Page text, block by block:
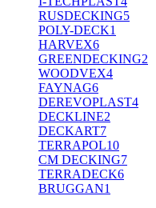
RUSDECKING5
POLY-DECK1
HARVEX6
GREENDECKING2
WOODVEX4
FAYNAG6
DEREVOPLAST4
DECKLINE2
DECKART7
TERRAPOL10
CM DECKING7
TERRADECK6
BRUGGAN1